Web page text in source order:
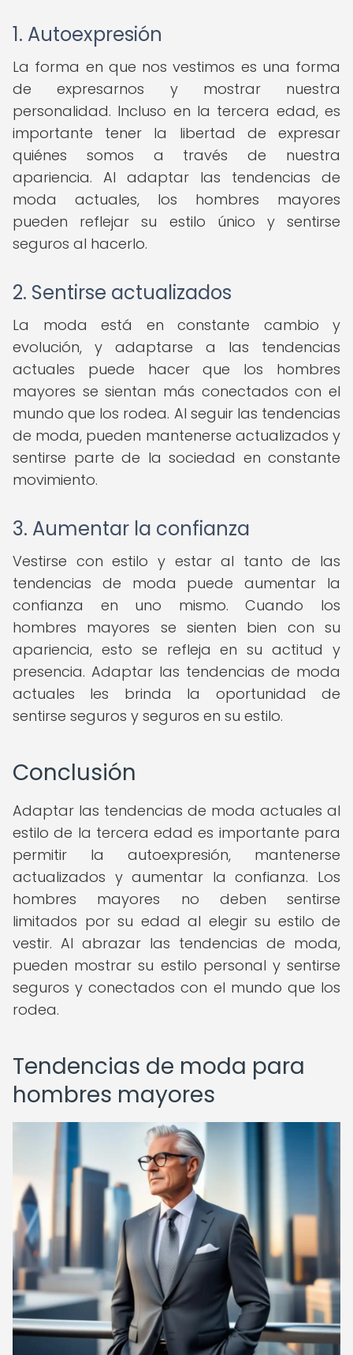
1. Autoexpresión
La forma en que nos vestimos es una forma
de expresarnos y mostrar nuestra
personalidad. Incluso en la tercera edad, es
importante tener la libertad de expresar
quiénes somos a través de nuestra
apariencia. Al adaptar las tendencias de
moda actuales, los hombres mayores
pueden reflejar su estilo único y sentirse
seguros al hacerlo.
2. Sentirse actualizados
La moda está en constante cambio y
evolución, y adaptarse a las tendencias
actuales puede hacer que los hombres
mayores se sientan más conectados con el
mundo que los rodea. Al seguir las tendencias
de moda, pueden mantenerse actualizados y
sentirse parte de la sociedad en constante
movimiento.
3. Aumentar la confianza
Vestirse con estilo y estar al tanto de las
tendencias de moda puede aumentar la
confianza en uno mismo. Cuando los
hombres mayores se sienten bien con su
apariencia, esto se refleja en su actitud y
presencia. Adaptar las tendencias de moda
actuales les brinda la oportunidad de
sentirse seguros y seguros en su estilo.
Conclusión
Adaptar las tendencias de moda actuales al
estilo de la tercera edad es importante para
permitir la autoexpresión, mantenerse
actualizados y aumentar la confianza. Los
hombres mayores no deben sentirse
limitados por su edad al elegir su estilo de
vestir. Al abrazar las tendencias de moda,
pueden mostrar su estilo personal y sentirse
seguros y conectados con el mundo que los
rodea.
Tendencias de moda para
hombres mayores